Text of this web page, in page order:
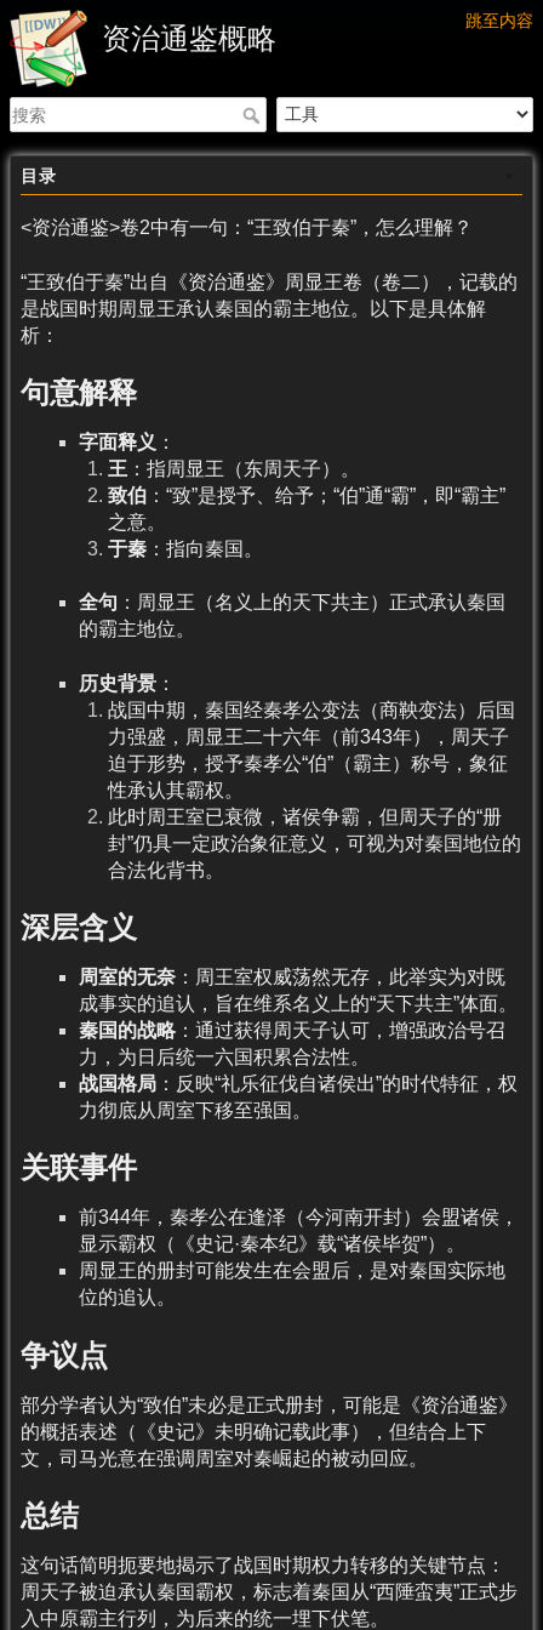
跳至内容
资治通鉴概略
目录
<资治通鉴>卷2中有一句：“王致伯于秦”，怎么理解？
“王致伯于秦”出自《资治通鉴》周显王卷（卷二），记载的
是战国时期周显王承认秦国的霸主地位。以下是具体解
析：
句意解释
字面释义 ：
王 ：指周显王（东周天子）。
致伯 ：“致”是授予、给予；“伯”通“霸”，即“霸主”
之意。
于秦 ：指向秦国。
全句 ：周显王（名义上的天下共主）正式承认秦国
的霸主地位。
历史背景 ：
战国中期，秦国经秦孝公变法（商鞅变法）后国
力强盛，周显王二十六年（前343年），周天子
迫于形势，授予秦孝公“伯”（霸主）称号，象征
性承认其霸权。
此时周王室已衰微，诸侯争霸，但周天子的“册
封”仍具一定政治象征意义，可视为对秦国地位的
合法化背书。
深层含义
周室的无奈 ：周王室权威荡然无存，此举实为对既
成事实的追认，旨在维系名义上的“天下共主”体面。
秦国的战略 ：通过获得周天子认可，增强政治号召
力，为日后统一六国积累合法性。
战国格局 ：反映“礼乐征伐自诸侯出”的时代特征，权
力彻底从周室下移至强国。
关联事件
前344年，秦孝公在逢泽（今河南开封）会盟诸侯，
显示霸权（《史记·秦本纪》载“诸侯毕贺”）。
周显王的册封可能发生在会盟后，是对秦国实际地
位的追认。
争议点
部分学者认为“致伯”未必是正式册封，可能是《资治通鉴》
的概括表述（《史记》未明确记载此事），但结合上下
文，司马光意在强调周室对秦崛起的被动回应。
总结
这句话简明扼要地揭示了战国时期权力转移的关键节点：
周天子被迫承认秦国霸权，标志着秦国从“西陲蛮夷”正式步
入中原霸主行列，为后来的统一埋下伏笔。